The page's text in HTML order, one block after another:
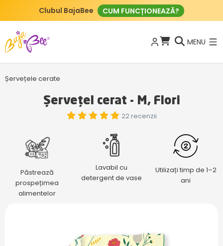
Clubul BajaBee CUM FUNCȚIONEAZĂ?
MENU
Șervețele cerate
Șervețel cerat - M, Flori
22 recenzii
Păstrează
prospețimea
alimentelor
Lavabil cu
detergent de vase
Utilizați timp de 1–2
ani